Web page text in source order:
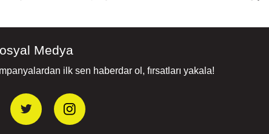
Medya
ilk sen haberdar ol, fırsatları yakala!